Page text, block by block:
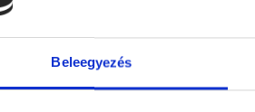
Beleegyezés